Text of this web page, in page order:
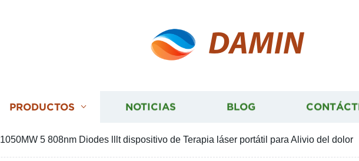
DAMIN
PRODUCTOS NOTICIAS BLOG
1050MW 5 808nm Diodes lllt dispositivo de Terapia láser portátil para Alivio del dolor